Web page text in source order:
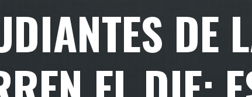
DE